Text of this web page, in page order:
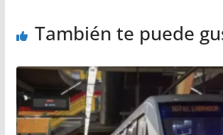
También te puede